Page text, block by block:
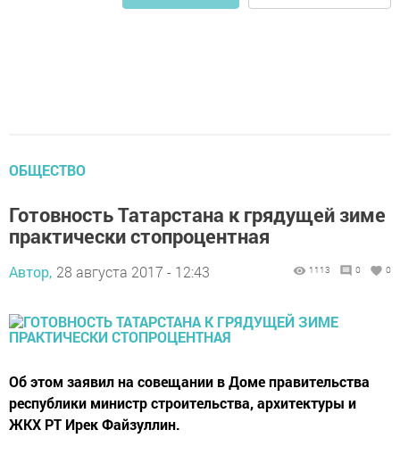
ОБЩЕСТВО
Готовность Татарстана к грядущей зиме
практически стопроцентная
Автор, 28 августа 2017 - 12:43 1113 0 0
Об этом заявил на совещании в Доме правительства
республики министр строительства, архитектуры и
ЖКХ РТ Ирек Файзуллин.